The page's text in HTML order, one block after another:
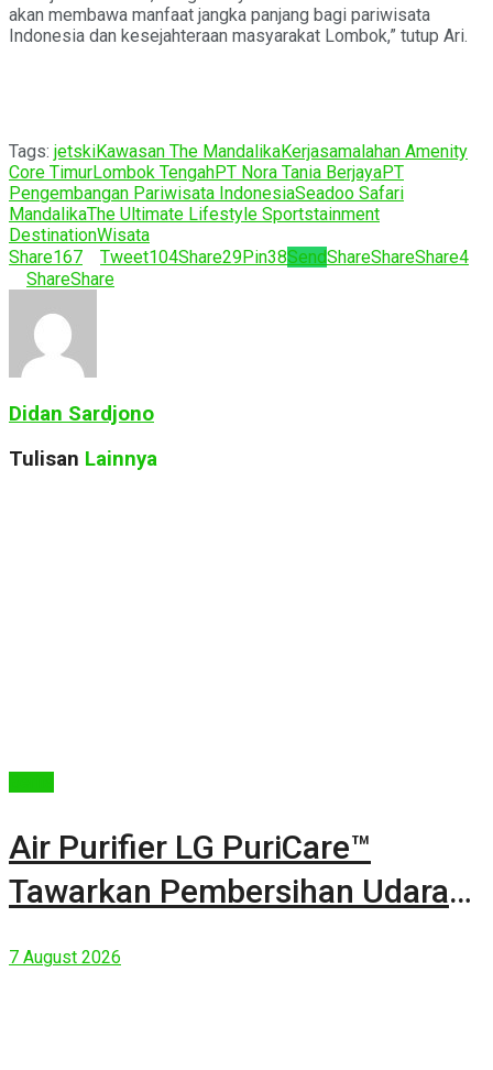
akan membawa manfaat jangka panjang bagi pariwisata
Indonesia dan kesejahteraan masyarakat Lombok,” tutup Ari.
Tags: jetskiKawasan The MandalikaKerjasamalahan Amenity
Core TimurLombok TengahPT Nora Tania BerjayaPT
Pengembangan Pariwisata IndonesiaSeadoo Safari
MandalikaThe Ultimate Lifestyle Sportstainment
DestinationWisata
Share167 Tweet104Share29Pin38SendShareShareShare4
ShareShare
Didan Sardjono
Tulisan Lainnya
Air Purifier LG PuriCare™
Tawarkan Pembersihan Udara
7 August 2026